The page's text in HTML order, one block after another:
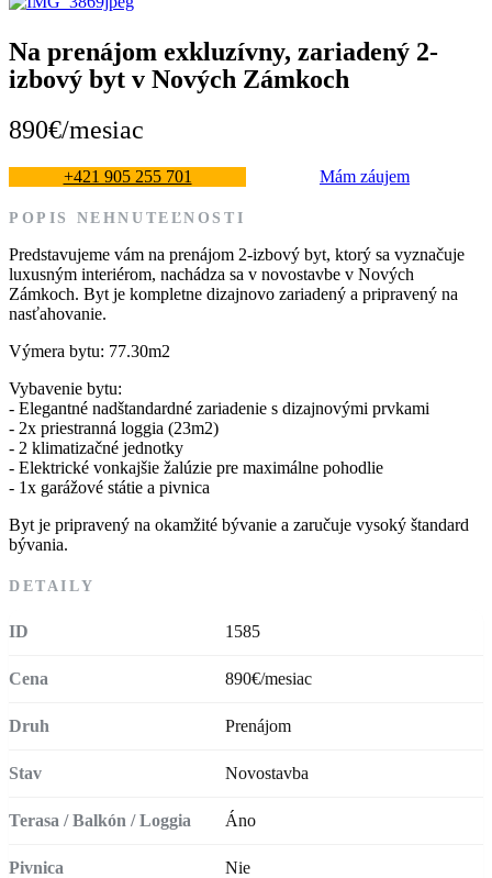
Na prenájom exkluzívny, zariadený 2-
izbový byt v Nových Zámkoch
890€/mesiac
+421 905 255 701 Mám záujem
POPIS NEHNUTEĽNOSTI
Predstavujeme vám na prenájom 2-izbový byt, ktorý sa vyznačuje
luxusným interiérom, nachádza sa v novostavbe v Nových
Zámkoch. Byt je kompletne dizajnovo zariadený a pripravený na
nasťahovanie.
Výmera bytu: 77.30m2
Vybavenie bytu:
- Elegantné nadštandardné zariadenie s dizajnovými prvkami
- 2x priestranná loggia (23m2)
- 2 klimatizačné jednotky
- Elektrické vonkajšie žalúzie pre maximálne pohodlie
- 1x garážové státie a pivnica
Byt je pripravený na okamžité bývanie a zaručuje vysoký štandard
bývania.
DETAILY
ID 1585
Cena 890€/mesiac
Druh Prenájom
Stav Novostavba
Terasa / Balkón / Loggia Áno
Pivnica Nie